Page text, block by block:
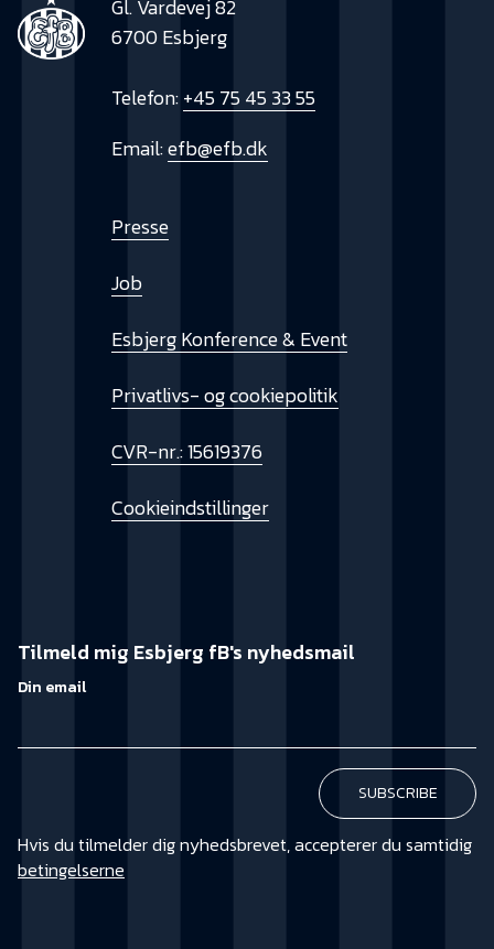
Gl. Vardevej 82
6700 Esbjerg
Telefon:+45 75 45 33 55
Email:efb@efb.dk
Presse
Job
Esbjerg Konference & Event
Privatlivs- og cookiepolitik
CVR-nr.: 15619376
Cookieindstillinger
Tilmeld mig Esbjerg fB's nyhedsmail
Din email
Hvis du tilmelder dig nyhedsbrevet, accepterer du samtidig
betingelserne